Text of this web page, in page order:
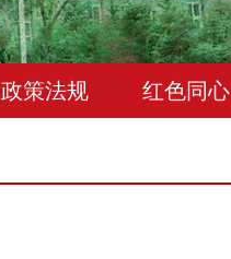
政策法规 红色同心